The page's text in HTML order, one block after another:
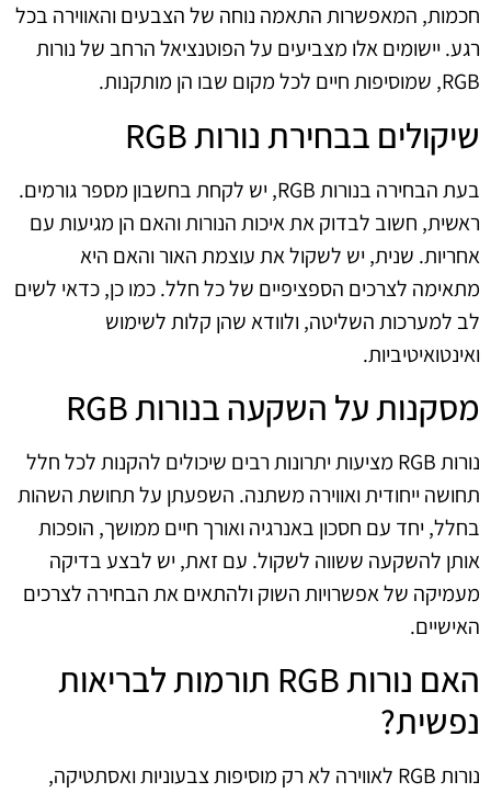
חכמות, המאפשרות התאמה נוחה של הצבעים והאווירה בכל
רגע. יישומים אלו מצביעים על הפוטנציאל הרחב של נורות
RGB, שמוסיפות חיים לכל מקום שבו הן מותקנות.
שיקולים בבחירת נורות RGB
בעת הבחירה בנורות RGB, יש לקחת בחשבון מספר גורמים.
ראשית, חשוב לבדוק את איכות הנורות והאם הן מגיעות עם
אחריות. שנית, יש לשקול את עוצמת האור והאם היא
מתאימה לצרכים הספציפיים של כל חלל. כמו כן, כדאי לשים
לב למערכות השליטה, ולוודא שהן קלות לשימוש
ואינטואיטיביות.
מסקנות על השקעה בנורות RGB
נורות RGB מציעות יתרונות רבים שיכולים להקנות לכל חלל
תחושה ייחודית ואווירה משתנה. השפעתן על תחושת השהות
בחלל, יחד עם חסכון באנרגיה ואורך חיים ממושך, הופכות
אותן להשקעה ששווה לשקול. עם זאת, יש לבצע בדיקה
מעמיקה של אפשרויות השוק ולהתאים את הבחירה לצרכים
האישיים.
האם נורות RGB תורמות לבריאות
נפשית?
נורות RGB לאווירה לא רק מוסיפות צבעוניות ואסתטיקה,